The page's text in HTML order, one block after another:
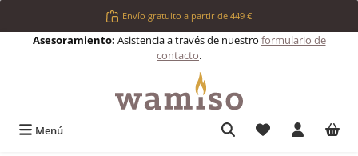
Saltar al contenido principalEnvío gratuito a partir de 449 €
Asesoramiento: Asistencia a través de nuestro formulario de
contacto.
Menú Tienes 0